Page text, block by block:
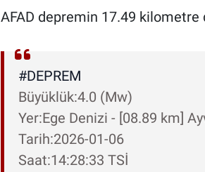
AFAD depremin 17.49
#DEPREM
Büyüklük:4.0 (Mw)
Yer:Ege Denizi - [08.89 km]
Tarih:2026-01-06
Saat:14:28:33 TSİ